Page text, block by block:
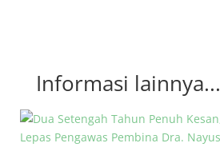
Informasi lainnya...